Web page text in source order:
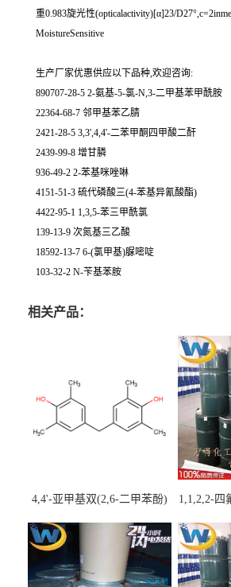
重0.983旋光性(opticalactivity)[α]23/
MoistureSensitive
生产厂家优惠供应以下品种,欢迎咨询:
890707-28-5 2-氨基-5-氯-N,3-二甲基苯甲酰胺
22364-68-7 邻甲基苯乙腈
2421-28-5 3,3',4,4'-二苯甲酮四甲酸二酐
2439-99-8 增甘膦
936-49-2 2-苯基咪唑啉
4151-51-3 硫代磷酸三(4-苯基异氰酸酯)
4422-95-1 1,3,5-苯三甲酰氯
139-13-9 次氮基三乙酸
18592-13-7 6-(氯甲基)脲嘧啶
103-32-2 N-苄基苯胺
相关产品：
4,4'-亚甲基双(2,6-二甲苯酚)
1,1,2,2-四